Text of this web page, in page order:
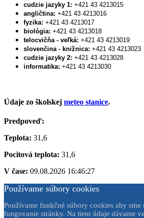
cudzie jazyky 1: +421 43 4213015
angličtina: +421 43 4213016
fyzika: +421 43 4213017
biológia: +421 43 4213018
telocvičňa - veľká: +421 43 4213019
slovenčina - knižnica: +421 43 4213023
cudzie jazyky 2: +421 43 4213028
informatika: +421 43 4213030
Údaje zo školskej meteo stanice.
Predpoveď:
Teplota: 31,6
Pocitová teplota: 31,6
V čase: 09.08.2026 16:46:27
Používame súbory cookies
Používame funkčné súbory cookies aby sme
fungovanie stránky. Na tieto údaje dávame